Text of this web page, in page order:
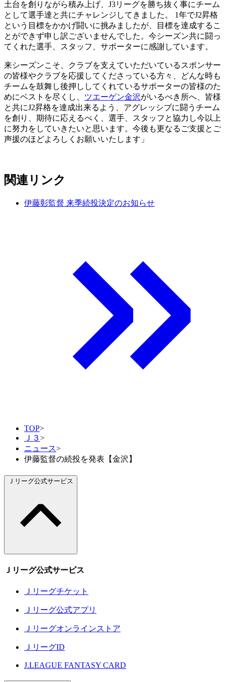
土台を創りながら積み上げ、J3リーグを勝ち抜く事にチーム
として選手達と共にチャレンジしてきました。 1年でJ2昇格
という目標をかかげ闘いに挑みましたが、目標を達成するこ
とができず申し訳ございませんでした。今シーズン共に闘っ
てくれた選手、スタッフ、サポーターに感謝しています。
来シーズンこそ、クラブを支えていただいているスポンサー
の皆様やクラブを応援してくださっている方々、どんな時も
チームを鼓舞し後押ししてくれているサポーターの皆様のた
めにベストを尽くし、 ツエーゲン金沢がいるべき所へ、皆様
と共にJ2昇格を達成出来るよう、アグレッシブに闘うチーム
を創り、期待に応えるべく、選手、スタッフと協力し今以上
に努力をしていきたいと思います。今後も更なるご支援とご
声援のほどよろしくお願いいたします」
関連リンク
伊藤彰監督 来季続投決定のお知らせ
TOP>
Ｊ３>
ニュース>
伊藤監督の続投を発表【金沢】
Ｊリーグ公式サービス
Ｊリーグ公式サービス
Ｊリーグチケット
Ｊリーグ公式アプリ
Ｊリーグオンラインストア
ＪリーグID
J.LEAGUE FANTASY CARD